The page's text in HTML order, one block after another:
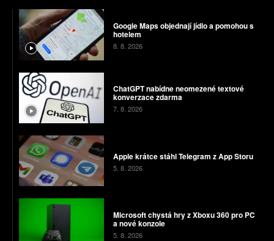
Google Maps objednají jídlo a pomohou s
hotelem
8. 8. 2026
ChatGPT nabídne neomezené textové
konverzace zdarma
7. 8. 2026
Apple krátce stáhl Telegram z App Storu
5. 8. 2026
Microsoft chystá hry z Xboxu 360 pro PC
a nové konzole
5. 8. 2026